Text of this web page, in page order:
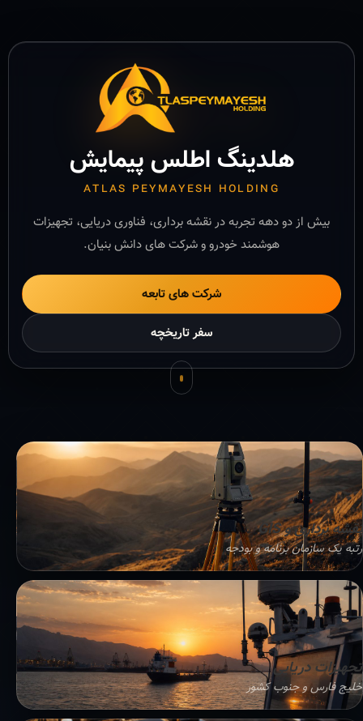
هلدینگ اطلس پیمایش
ATLAS PEYMAYESH HOLDING
بیش از دو دهه تجربه در نقشه برداری، فناوری دریایی، تجهیزات
هوشمند خودرو و شرکت های دانش بنیان.
شرکت های تابعه
سفر تاریخچه
نقشه برداری و GIS
رتبه یک سازمان برنامه و بودجه
تجهیزات دریایی
خلیج فارس و جنوب کشور